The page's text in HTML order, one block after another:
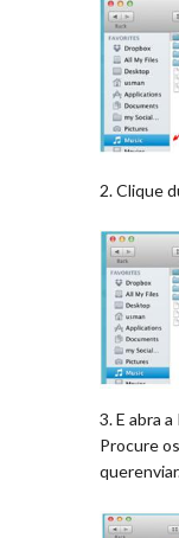
2. Clique
3. E abra
Procure